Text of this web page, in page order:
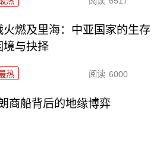
火燃及里海：中亚国家的生存
境与抉择
热 阅读 6000
商船背后的地缘博弈